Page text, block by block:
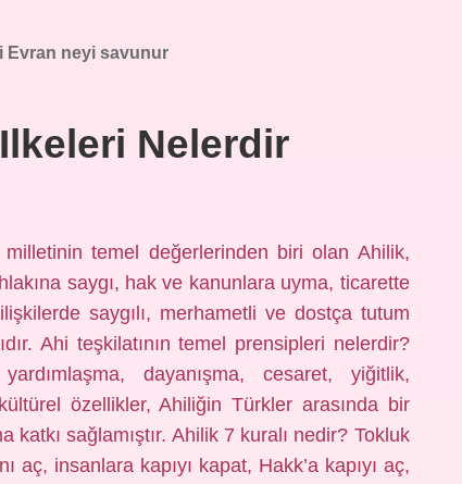
Evran neyi savunur
Nelerdir
temel değerlerinden biri olan Ahilik,
saygı, hak ve kanunlara uyma, ticarette
saygılı, merhametli ve dostça tutum
Ahi teşkilatının temel prensipleri nelerdir?
dayanışma, cesaret, yiğitlik,
özellikler, Ahiliğin Türkler arasında bir
katkı sağlamıştır. Ahilik 7 kuralı nedir? Tokluk
aç, insanlara kapıyı kapat, Hakk’a kapıyı aç,